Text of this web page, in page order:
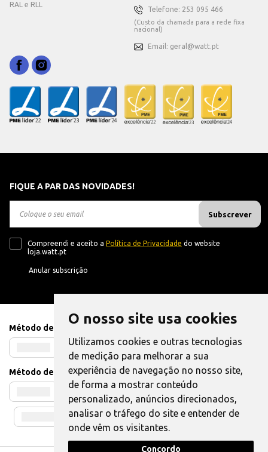
O nosso site usa cookies
Utilizamos cookies e outras tecnologias
de medição para melhorar a sua
experiência de navegação no nosso site,
de forma a mostrar conteúdo
personalizado, anúncios direcionados,
analisar o tráfego do site e entender de
onde vêm os visitantes.
Concordo
RAL e RLL
Telefone: 253 095 466
(Custo da chamada para a rede fixa
nacional)
Email: geral@watt.pt
FIQUE A PAR DAS NOVIDADES!
Subscrever
Compreendi e aceito a Política de Privacidade do website
loja.watt.pt
Anular subscrição
Método de Pagamento
Método de Envio